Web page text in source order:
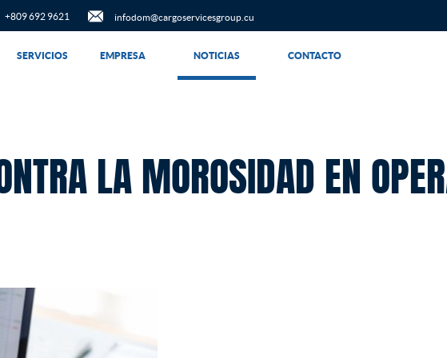
+809 692 9621 infodom@cargoservicesgroup.cu
SERVICIOS EMPRESA NOTICIAS CONTACTO
LA MOROSIDAD EN